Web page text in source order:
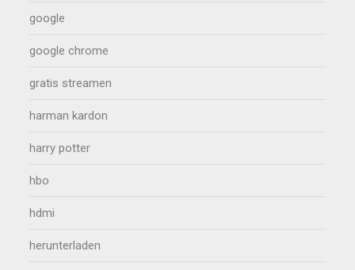
google
google chrome
gratis streamen
harman kardon
harry potter
hbo
hdmi
herunterladen